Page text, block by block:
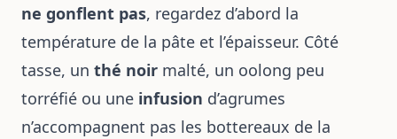
ne gonflent pas, regardez d’abord la
température de la pâte et l’épaisseur. Côté
tasse, un thé noir malté, un oolong peu
torréfié ou une infusion d’agrumes
n’accompagnent pas les bottereaux de la